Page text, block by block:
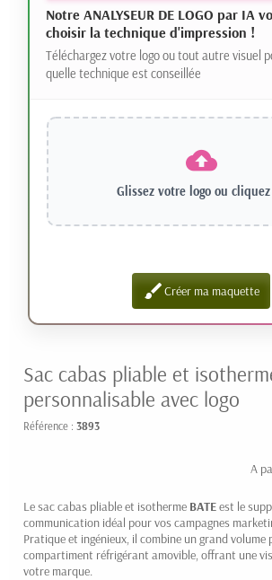
Notre ANALYSEUR DE LOGO par IA
choisir la technique d'impression !
Téléchargez votre logo ou tout autre visuel
quelle technique est conseillée
Glissez votre logo ou
brushCréer ma maquette
Sac cabas pliable et
personnalisable avec logo
Référence : 3893
A
Le sac cabas pliable et isotherme BATEest le
communication idéal pour vos campagnes
Pratique et ingénieux, il combine un grand volume
compartiment réfrigérant amovible, offrant une
votre marque.